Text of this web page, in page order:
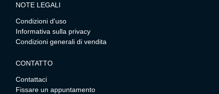
NOTE LEGALI
Condizioni d'uso
Informativa sulla privacy
Condizioni generali di vendita
CONTATTO
Contattaci
Fissare un appuntamento